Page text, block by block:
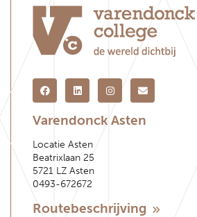
Varendonck Asten
Locatie Asten
Beatrixlaan 25
5721 LZ Asten
0493-672672
Routebeschrijving